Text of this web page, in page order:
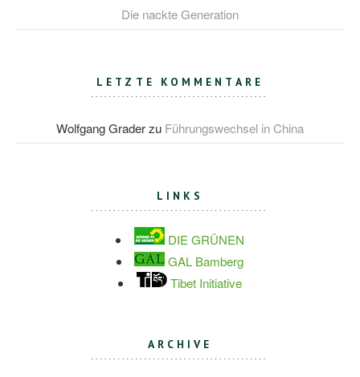
Die nackte Generation
LETZTE KOMMENTARE
Wolfgang Graderzu Führungswechsel in China
LINKS
DIE GRÜNEN
GAL Bamberg
Tibet Initiative
ARCHIVE